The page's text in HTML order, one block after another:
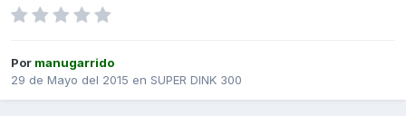
Por manugarrido
29 de Mayo del 2015 en SUPER DINK 300